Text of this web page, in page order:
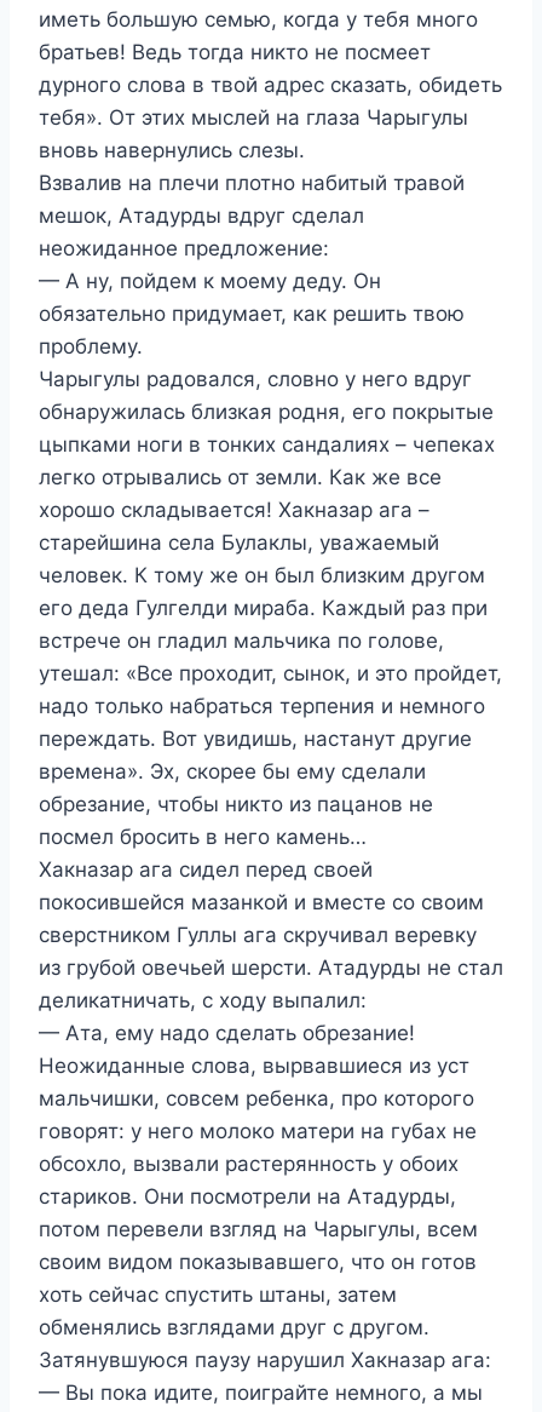
иметь большую семью, когда у тебя много
братьев! Ведь тогда никто не посмеет
дурного слова в твой адрес сказать, обидеть
тебя». От этих мыслей на глаза Чарыгулы
вновь навернулись слезы.
Взвалив на плечи плотно набитый травой
мешок, Атадурды вдруг сделал
неожиданное предложение:
— А ну, пойдем к моему деду. Он
обязательно придумает, как решить твою
проблему.
Чарыгулы радовался, словно у него вдруг
обнаружилась близкая родня, его покрытые
цыпками ноги в тонких сандалиях – чепеках
легко отрывались от земли. Как же все
хорошо складывается! Хакназар ага –
старейшина села Булаклы, уважаемый
человек. К тому же он был близким другом
его деда Гулгелди мираба. Каждый раз при
встрече он гладил мальчика по голове,
утешал: «Все проходит, сынок, и это пройдет,
надо только набраться терпения и немного
переждать. Вот увидишь, настанут другие
времена». Эх, скорее бы ему сделали
обрезание, чтобы никто из пацанов не
посмел бросить в него камень…
Хакназар ага сидел перед своей
покосившейся мазанкой и вместе со своим
сверстником Гуллы ага скручивал веревку
из грубой овечьей шерсти. Атадурды не стал
деликатничать, с ходу выпалил:
— Ата, ему надо сделать обрезание!
Неожиданные слова, вырвавшиеся из уст
мальчишки, совсем ребенка, про которого
говорят: у него молоко матери на губах не
обсохло, вызвали растерянность у обоих
стариков. Они посмотрели на Атадурды,
потом перевели взгляд на Чарыгулы, всем
своим видом показывавшего, что он готов
хоть сейчас спустить штаны, затем
обменялись взглядами друг с другом.
Затянувшуюся паузу нарушил Хакназар ага:
— Вы пока идите, поиграйте немного, а мы